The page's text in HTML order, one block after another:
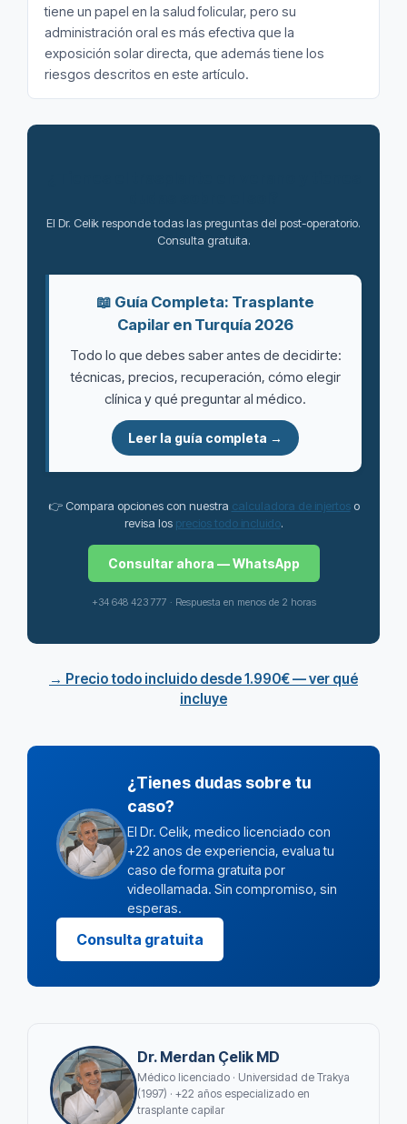
tiene un papel en la salud folicular, pero su
administración oral es más efectiva que la
exposición solar directa, que además tiene los
riesgos descritos en este artículo.
El Dr. Celik responde todas las preguntas del post-operatorio.
Consulta gratuita.
📖 Guía Completa: Trasplante
Capilar en Turquía 2026
Todo lo que debes saber antes de decidirte:
técnicas, precios, recuperación, cómo elegir
clínica y qué preguntar al médico.
Leer la guía completa →
👉 Compara opciones con nuestra calculadora de injertoso
revisa los precios todo incluido.
Consultar ahora — WhatsApp
+34 648 423 777 · Respuesta en menos de 2 horas
→ Precio todo incluido desde 1.990€ — ver qué
incluye
¿Tienes dudas sobre tu
caso?
El Dr. Celik, medico licenciado con
+22 anos de experiencia, evalua tu
caso de forma gratuita por
videollamada. Sin compromiso, sin
esperas.
Consulta gratuita
Dr. Merdan Çelik MD
Médico licenciado · Universidad de Trakya
(1997) · +22 años especializado en
trasplante capilar